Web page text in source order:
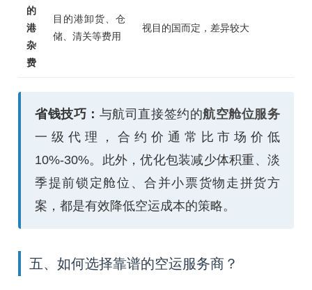
的
港
杂
费
目的港卸货、仓
储、清关等费用
视目的国而定，差异较大
省钱技巧： 与航司直接签约的航空舱位服务
一级代理，合约价通常比市场价低
10%-30%。此外，优化包装减少体积重、淡
季提前锁定舱位、合并小票货物走拼货方
案，都是有效降低空运成本的策略。
五、如何选择靠谱的空运服务商？